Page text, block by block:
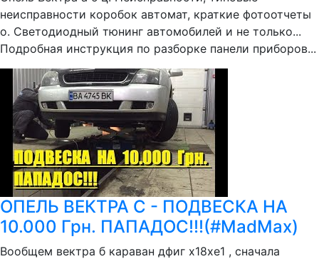
неисправности коробок автомат, краткие фотоотчеты
о. Светодиодный тюнинг автомобилей и не только...
Подробная инструкция по разборке панели приборов...
ОПЕЛЬ ВЕКТРА С - ПОДВЕСКА НА
10.000 Грн. ПАПАДОС!!!(#MadMax)
Вообщем вектра б караван дфиг х18хе1 , сначала